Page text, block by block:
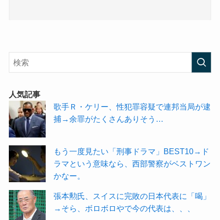
人気記事
歌手Ｒ・ケリー、性犯罪容疑で連邦当局が逮
捕→余罪がたくさんありそう…
もう一度見たい「刑事ドラマ」BEST10→ド
ラマという意味なら、西部警察がベストワン
かなー。
張本勲氏、スイスに完敗の日本代表に「喝」
→そら、ボロボロやで今の代表は、、、